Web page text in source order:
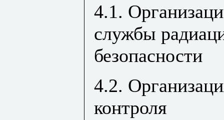
4.1.
службы
безопасности
4.2.
контроля